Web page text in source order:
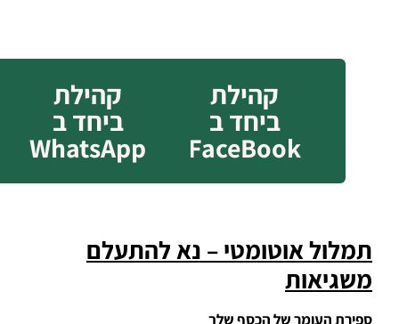
קהילת
ביחד ב
FaceBook
קהילת
ביחד ב
WhatsApp
תמלול אוטומטי – נא להתעלם
משגיאות
ספירת העומר של הכסף שלך